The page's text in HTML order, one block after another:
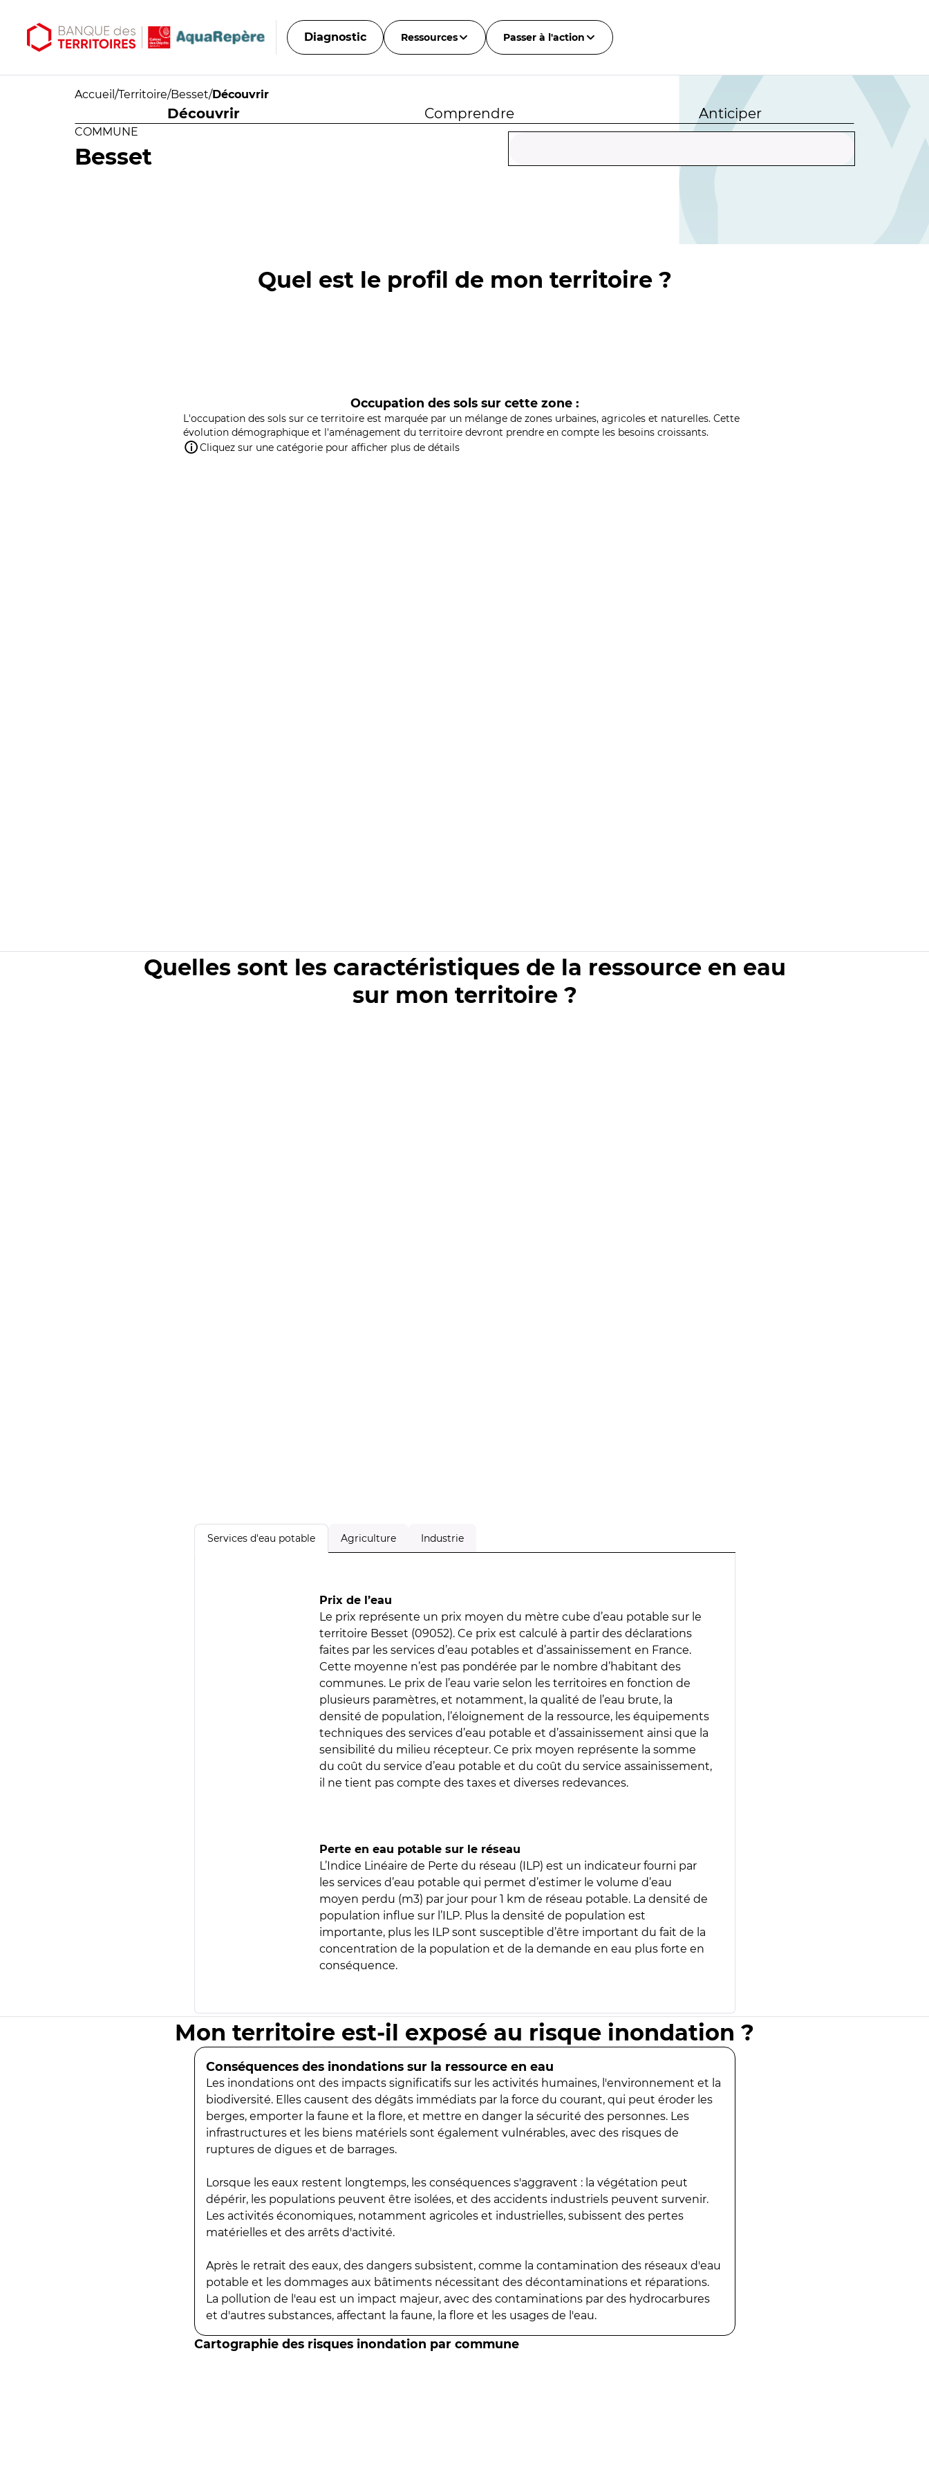
Diagnostic Ressources Passer à l'action
Accueil /Territoire/Besset/Découvrir
Découvrir Comprendre Anticiper
COMMUNE
Besset
Quel est le profil de mon territoire ?
Occupation des sols sur cette zone :
L'occupation des sols sur ce territoire est marquée par un mélange de zones urbaines, agricoles et naturelles. Cette
évolution démographique et l'aménagement du territoire devront prendre en compte les besoins croissants.
Cliquez sur une catégorie pour afficher plus de détails
Quelles sont les caractéristiques de la ressource en eau
sur mon territoire ?
Services d'eau potable Agriculture Industrie
Prix de l’eau
Le prix représente un prix moyen du mètre cube d’eau potable sur le
territoire Besset (09052). Ce prix est calculé à partir des déclarations
faites par les services d’eau potables et d’assainissement en France.
Cette moyenne n’est pas pondérée par le nombre d’habitant des
communes. Le prix de l’eau varie selon les territoires en fonction de
plusieurs paramètres, et notamment, la qualité de l’eau brute, la
densité de population, l’éloignement de la ressource, les équipements
techniques des services d’eau potable et d’assainissement ainsi que la
sensibilité du milieu récepteur. Ce prix moyen représente la somme
du coût du service d’eau potable et du coût du service assainissement,
il ne tient pas compte des taxes et diverses redevances.
Perte en eau potable sur le réseau
L’Indice Linéaire de Perte du réseau (ILP) est un indicateur fourni par
les services d’eau potable qui permet d’estimer le volume d’eau
moyen perdu (m3) par jour pour 1 km de réseau potable. La densité de
population influe sur l’ILP. Plus la densité de population est
importante, plus les ILP sont susceptible d’être important du fait de la
concentration de la population et de la demande en eau plus forte en
conséquence.
Mon territoire est-il exposé au risque inondation ?
Conséquences des inondations sur la ressource en eau
Les inondations ont des impacts significatifs sur les activités humaines, l'environnement et la
biodiversité. Elles causent des dégâts immédiats par la force du courant, qui peut éroder les
berges, emporter la faune et la flore, et mettre en danger la sécurité des personnes. Les
infrastructures et les biens matériels sont également vulnérables, avec des risques de
ruptures de digues et de barrages.
Lorsque les eaux restent longtemps, les conséquences s'aggravent : la végétation peut
dépérir, les populations peuvent être isolées, et des accidents industriels peuvent survenir.
Les activités économiques, notamment agricoles et industrielles, subissent des pertes
matérielles et des arrêts d'activité.
Après le retrait des eaux, des dangers subsistent, comme la contamination des réseaux d'eau
potable et les dommages aux bâtiments nécessitant des décontaminations et réparations.
La pollution de l'eau est un impact majeur, avec des contaminations par des hydrocarbures
et d'autres substances, affectant la faune, la flore et les usages de l'eau.
Cartographie des risques inondation par commune